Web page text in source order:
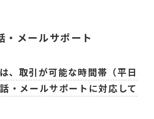
・メールサポート
、取引が可能な時間帯（平日
・メールサポートに対応して